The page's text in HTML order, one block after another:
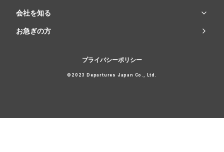
会社を知る
お急ぎの方
プライバシーポリシー
©2023 Departures Japan Co., Ltd.